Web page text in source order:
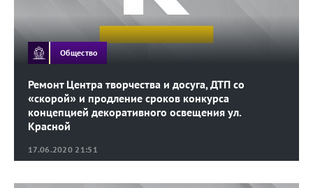
17.06.2020 21:51
Ремонт Центра творчества и досуга, ДТП со
«скорой» и продление сроков конкурса
концепцией декоративного освещения ул.
Красной
Общество